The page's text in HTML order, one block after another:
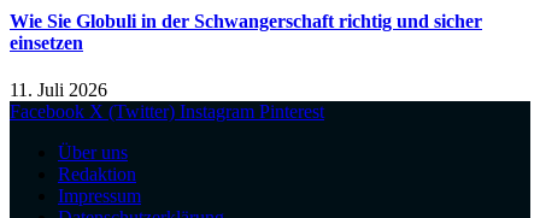
Wie Sie Globuli in der Schwangerschaft richtig und sicher
einsetzen
11. Juli 2026
Facebook X (Twitter) Instagram Pinterest
Über uns
Redaktion
Impressum